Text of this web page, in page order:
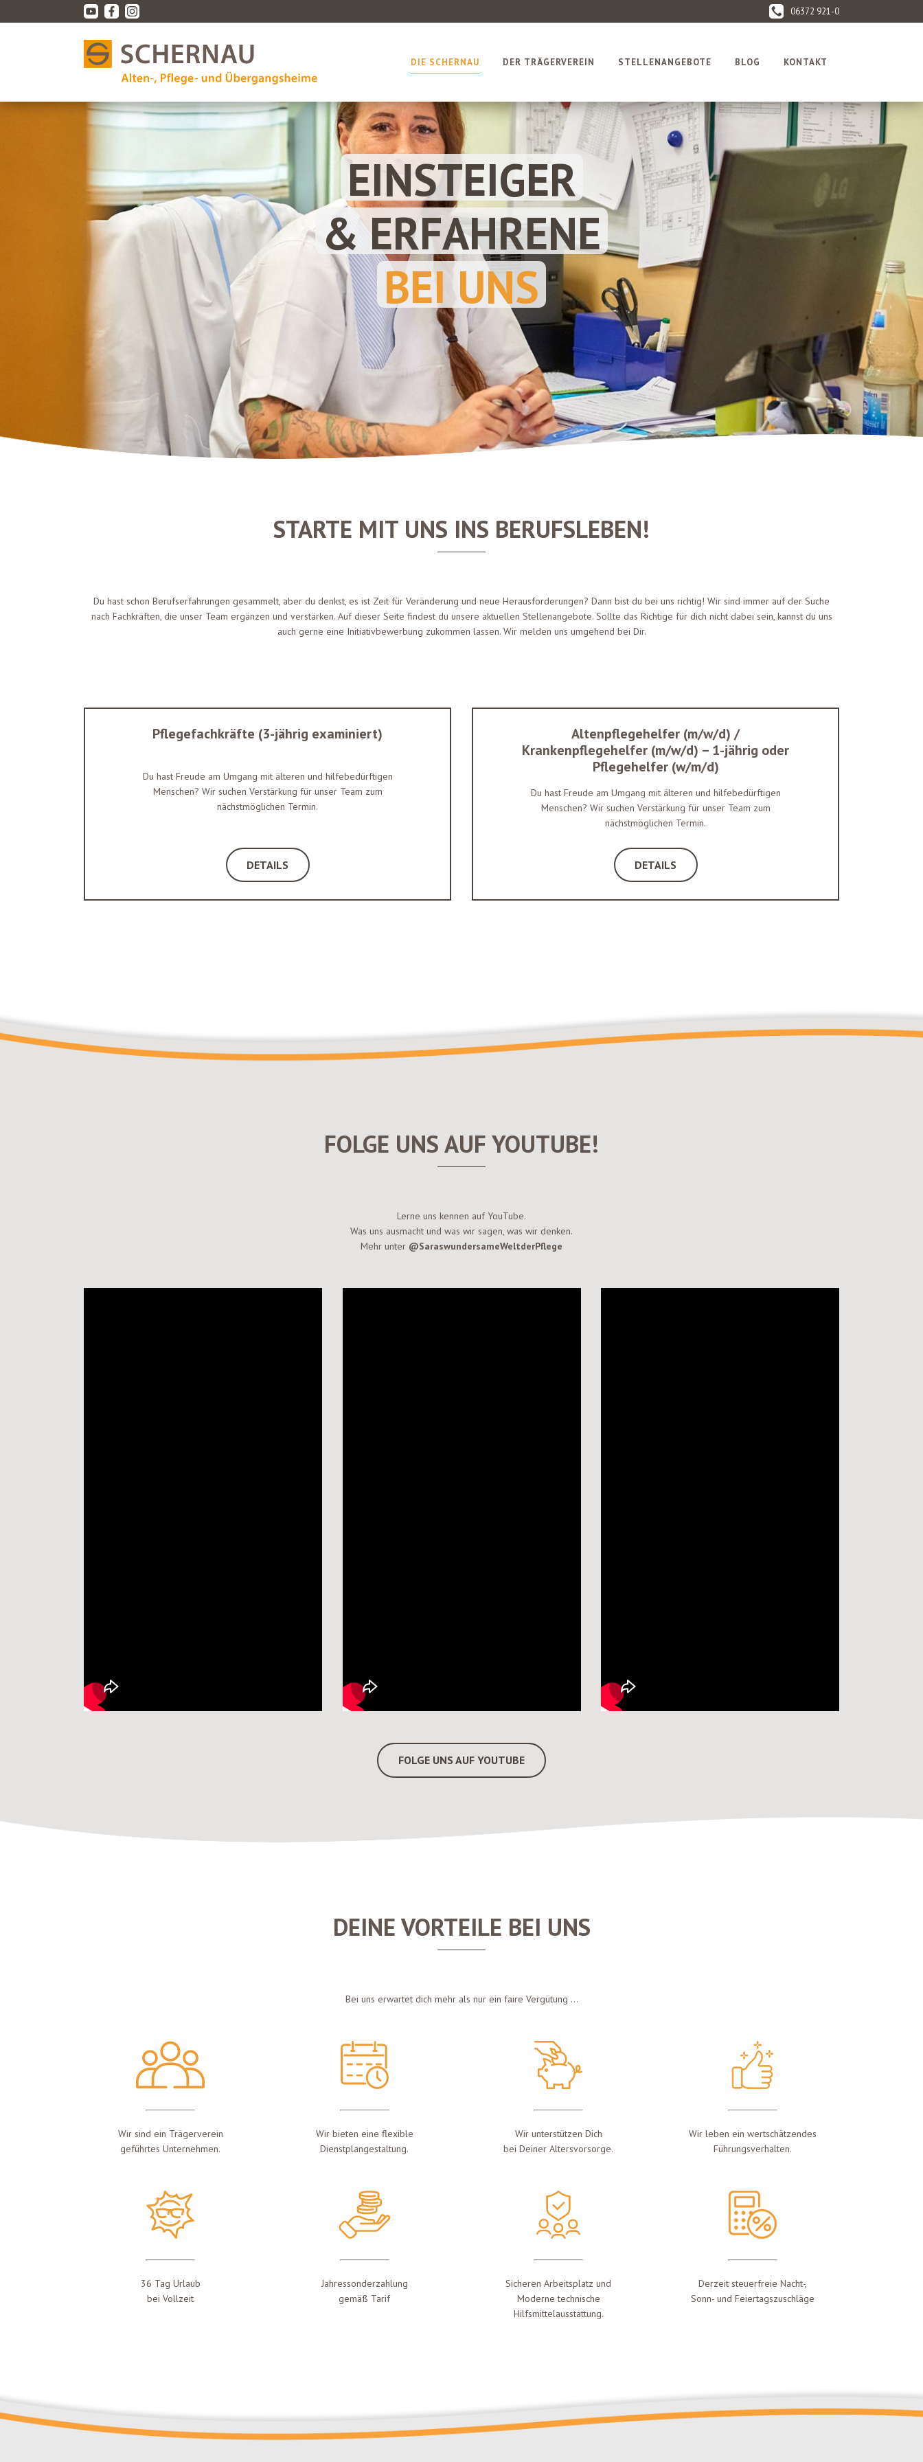
06372 921-0
DIE SCHERNAU DER TRÄGERVEREIN STELLENANGEBOTE BLOG KONTAKT
EINSTEIGER
& ERFAHRENE
BEI UNS
STARTE MIT UNS INS BERUFSLEBEN!
Du hast schon Berufserfahrungen gesammelt, aber du denkst, es ist Zeit für Veränderung und neue Herausforderungen? Dann bist du bei uns richtig! Wir sind immer auf der Suche
nach Fachkräften, die unser Team ergänzen und verstärken. Auf dieser Seite findest du unsere aktuellen Stellenangebote. Sollte das Richtige für dich nicht dabei sein, kannst du uns
auch gerne eine Initiativbewerbung zukommen lassen. Wir melden uns umgehend bei Dir.
Pflegefachkräfte (3-jährig examiniert)
Du hast Freude am Umgang mit älteren und hilfebedürftigen
Menschen? Wir suchen Verstärkung für unser Team zum
nächstmöglichen Termin.
DETAILS
Altenpflegehelfer (m/w/d) /
Krankenpflegehelfer (m/w/d) – 1-jährig oder
Pflegehelfer (w/m/d)
Du hast Freude am Umgang mit älteren und hilfebedürftigen
Menschen? Wir suchen Verstärkung für unser Team zum
nächstmöglichen Termin.
DETAILS
FOLGE UNS AUF YOUTUBE!
Lerne uns kennen auf YouTube.
Was uns ausmacht und was wir sagen, was wir denken.
Mehr unter @SaraswundersameWeltderPflege
FOLGE UNS AUF YOUTUBE
DEINE VORTEILE BEI UNS
Bei uns erwartet dich mehr als nur ein faire Vergütung …
Wir sind ein Trägerverein
geführtes Unternehmen.
Wir bieten eine flexible
Dienstplangestaltung.
Wir unterstützen Dich
bei Deiner Altersvorsorge.
Wir leben ein wertschätzendes
Führungsverhalten.
36 Tag Urlaub
bei Vollzeit
Jahressonderzahlung
gemäß Tarif
Sicheren Arbeitsplatz und
Moderne technische
Hilfsmittelausstattung.
Derzeit steuerfreie Nacht-,
Sonn- und Feiertagszuschläge